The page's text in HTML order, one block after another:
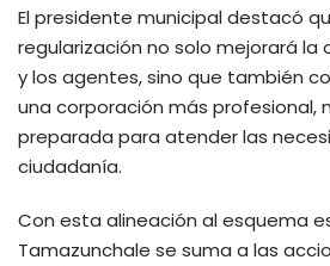
El presidente municipal destacó
regularización no solo mejorará la
y los agentes, sino que también
una corporación más profesional,
preparada para atender las
ciudadanía.
Con esta alineación al esquema
Tamazunchale se suma a las